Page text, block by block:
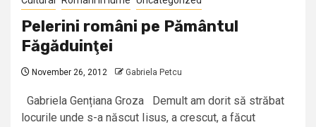
Pelerini români pe Pământul
Făgăduinţei
November 26, 2012 Gabriela Petcu
Gabriela Gențiana Groza Demult am dorit să străbat
locurile unde s-a născut Iisus, a crescut, a făcut